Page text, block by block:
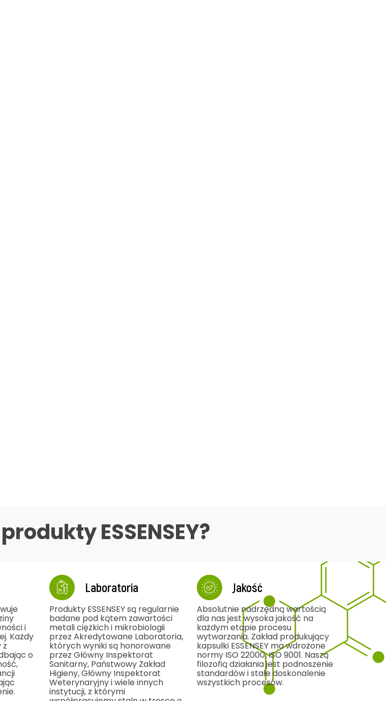
ESSENSEY?
i
Każdy
z
o
Laboratoria
Produkty ESSENSEY są regularnie
badane pod kątem zawartości
metali ciężkich i mikrobiologii
przez Akredytowane Laboratoria,
których wyniki są honorowane
przez Główny Inspektorat
Sanitarny, Państwowy Zakład
Higieny, Główny Inspektorat
Weterynaryjny i wiele innych
instytucji, z którymi
Jakość
Absolutnie nadrzędną wartością
dla nas jest wysoka jakość na
każdym etapie procesu
wytwarzania. Zakład produkujący
kapsułki ESSENSEY ma wdrożone
normy ISO 22000, ISO 9001. Naszą
filozofią działania jest podnoszenie
standardów i stałe doskonalenie
wszystkich procesów.